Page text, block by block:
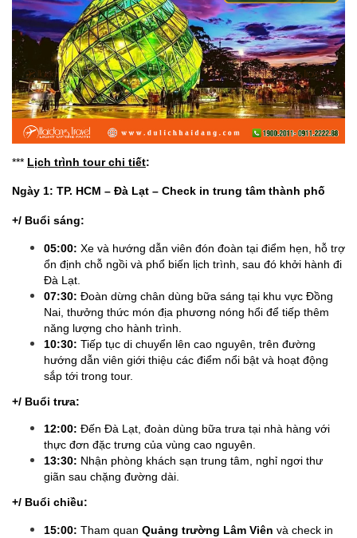
*** Lịch trình tour chi tiết:
Ngày 1: TP. HCM – Đà Lạt – Check in trung tâm thành phố
+/ Buổi sáng:
05:00: Xe và hướng dẫn viên đón đoàn tại điểm hẹn, hỗ trợ
ổn định chỗ ngồi và phổ biến lịch trình, sau đó khởi hành đi
Đà Lạt.
07:30: Đoàn dừng chân dùng bữa sáng tại khu vực Đồng
Nai, thưởng thức món địa phương nóng hổi để tiếp thêm
năng lượng cho hành trình.
10:30: Tiếp tục di chuyển lên cao nguyên, trên đường
hướng dẫn viên giới thiệu các điểm nổi bật và hoạt động
sắp tới trong tour.
+/ Buổi trưa:
12:00: Đến Đà Lạt, đoàn dùng bữa trưa tại nhà hàng với
thực đơn đặc trưng của vùng cao nguyên.
13:30: Nhận phòng khách sạn trung tâm, nghỉ ngơi thư
giãn sau chặng đường dài.
+/ Buổi chiều:
15:00: Tham quan Quảng trường Lâm Viên và check in